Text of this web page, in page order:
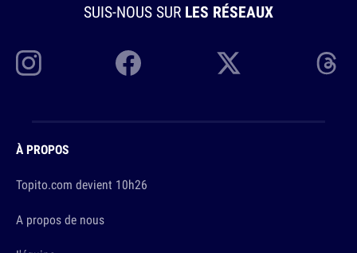
SUIS-NOUS SUR LES RÉSEAUX
À PROPOS
Topito.com devient 10h26
A propos de nous